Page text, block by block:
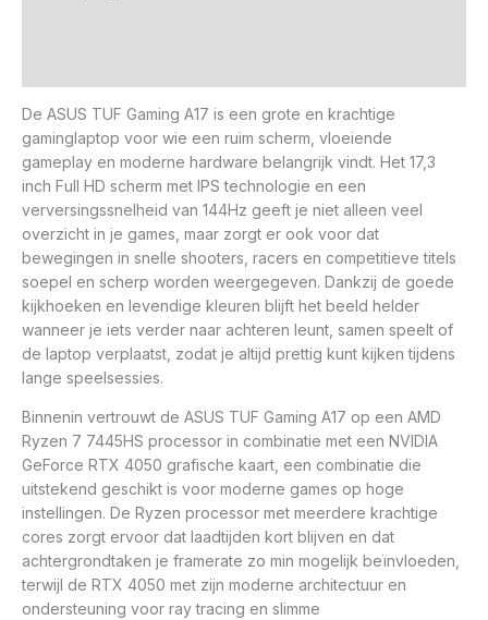
De ASUS TUF Gaming A17 is een grote en krachtige
gaminglaptop voor wie een ruim scherm, vloeiende
gameplay en moderne hardware belangrijk vindt. Het 17,3
inch Full HD scherm met IPS technologie en een
verversingssnelheid van 144Hz geeft je niet alleen veel
overzicht in je games, maar zorgt er ook voor dat
bewegingen in snelle shooters, racers en competitieve titels
soepel en scherp worden weergegeven. Dankzij de goede
kijkhoeken en levendige kleuren blijft het beeld helder
wanneer je iets verder naar achteren leunt, samen speelt of
de laptop verplaatst, zodat je altijd prettig kunt kijken tijdens
lange speelsessies.
Binnenin vertrouwt de ASUS TUF Gaming A17 op een AMD
Ryzen 7 7445HS processor in combinatie met een NVIDIA
GeForce RTX 4050 grafische kaart, een combinatie die
uitstekend geschikt is voor moderne games op hoge
instellingen. De Ryzen processor met meerdere krachtige
cores zorgt ervoor dat laadtijden kort blijven en dat
achtergrondtaken je framerate zo min mogelijk beïnvloeden,
terwijl de RTX 4050 met zijn moderne architectuur en
ondersteuning voor ray tracing en slimme